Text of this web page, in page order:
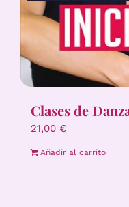
Clases de
21,00 €
Añadir al carrito